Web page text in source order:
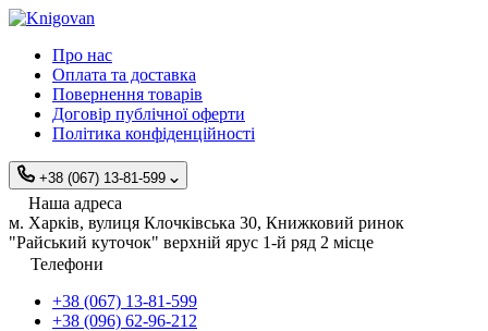
Про нас
Оплата та доставка
Повернення товарів
Договір публічної оферти
Політика конфіденційності
+38 (067) 13-81-599
Наша адреса
м. Харків, вулиця Клочківська 30, Книжковий ринок
"Райський куточок" верхній ярус 1-й ряд 2 місце
Телефони
+38 (067) 13-81-599
+38 (096) 62-96-212